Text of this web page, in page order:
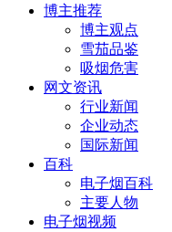
博主推荐
博主观点
雪茄品鉴
吸烟危害
网文资讯
行业新闻
企业动态
国际新闻
百科
电子烟百科
主要人物
电子烟视频